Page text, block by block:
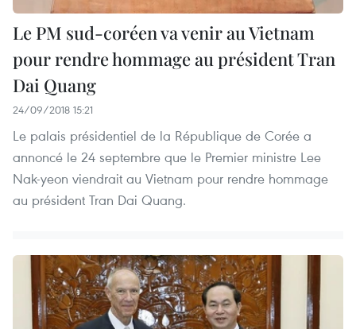
Le PM sud-coréen va venir au Vietnam
pour rendre hommage au président Tran
Dai Quang
24/09/2018 15:21
Le palais présidentiel de la République de Corée a
annoncé le 24 septembre que le Premier ministre Lee
Nak-yeon viendrait au Vietnam pour rendre hommage
au président Tran Dai Quang.